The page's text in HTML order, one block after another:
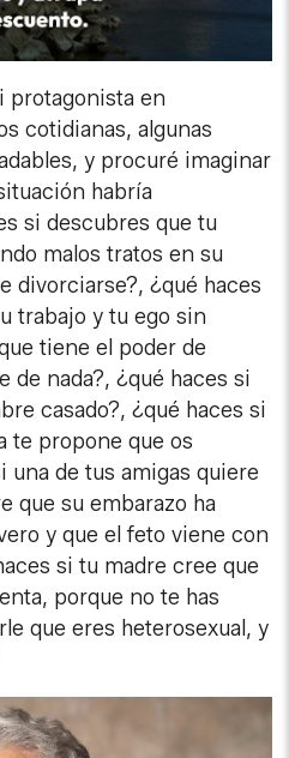
protagonista en
cotidianas, algunas
y procuré imaginar
habría
si descubres que tu
malos tratos en su
divorciarse?, ¿qué haces
trabajo y tu ego sin
tiene el poder de
de nada?, ¿qué haces si
casado?, ¿qué haces si
te propone que os
una de tus amigas quiere
que su embarazo ha
y que el feto viene con
si tu madre cree que
porque no te has
que eres heterosexual, y